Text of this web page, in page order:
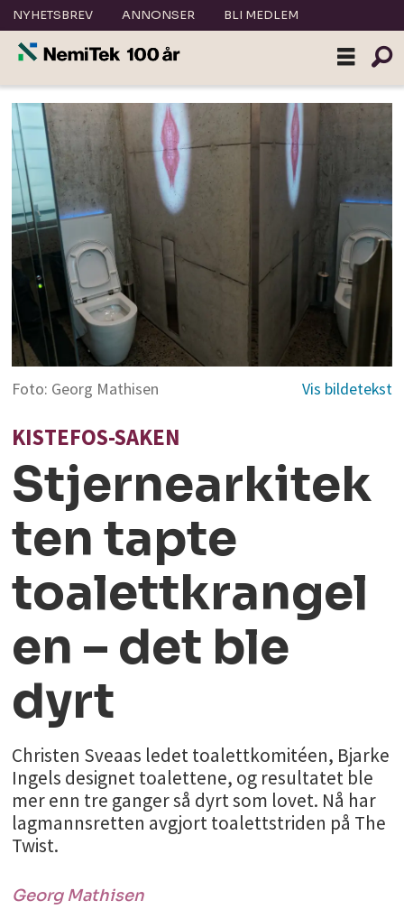
NYHETSBREV ANNONSER BLI MEDLEM
Foto: Georg Mathisen
KISTEFOS-SAKEN
Stjernearkitek
ten tapte
toalettkrangel
en – det ble
dyrt
Christen Sveaas ledet toalettkomitéen, Bjarke
Ingels designet toalettene, og resultatet ble
mer enn tre ganger så dyrt som lovet. Nå har
lagmannsretten avgjort toalettstriden på The
Twist.
Georg Mathisen